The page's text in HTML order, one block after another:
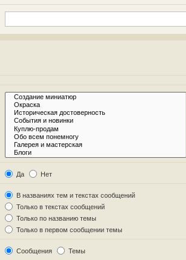
Да Нет
В названиях тем и текстах сообщений
Только в текстах сообщений
Только по названию темы
Только в первом сообщении темы
Сообщения Темы